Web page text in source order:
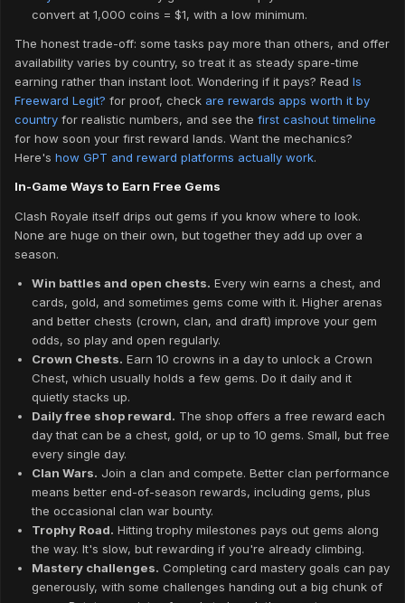
convert at 1,000 coins = $1, with a low minimum.
The honest trade-off: some tasks pay more than others, and offer
availability varies by country, so treat it as steady spare-time
earning rather than instant loot. Wondering if it pays? Read Is
Freeward Legit? for proof, check are rewards apps worth it by
country for realistic numbers, and see the first cashout timeline
for how soon your first reward lands. Want the mechanics?
Here's how GPT and reward platforms actually work.
In-Game Ways to Earn Free Gems
Clash Royale itself drips out gems if you know where to look.
None are huge on their own, but together they add up over a
season.
Win battles and open chests. Every win earns a chest, and
cards, gold, and sometimes gems come with it. Higher arenas
and better chests (crown, clan, and draft) improve your gem
odds, so play and open regularly.
Crown Chests. Earn 10 crowns in a day to unlock a Crown
Chest, which usually holds a few gems. Do it daily and it
quietly stacks up.
Daily free shop reward. The shop offers a free reward each
day that can be a chest, gold, or up to 10 gems. Small, but free
every single day.
Clan Wars. Join a clan and compete. Better clan performance
means better end-of-season rewards, including gems, plus
the occasional clan war bounty.
Trophy Road. Hitting trophy milestones pays out gems along
the way. It's slow, but rewarding if you're already climbing.
Mastery challenges. Completing card mastery goals can pay
generously, with some challenges handing out a big chunk of